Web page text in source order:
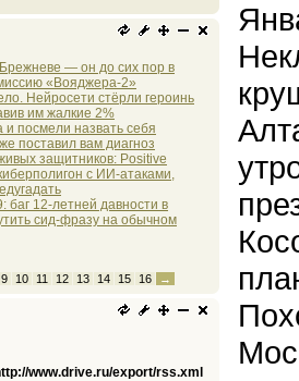
— он до сих пор в
«Вояджера-2»
Нейросети стёрли героинь
им жалкие 2%
посмели назвать себя
поставил вам диагноз
защитников: Positive
с ИИ-атаками,
баг 12-летней давности в
сид-фразу на обычном
9 10 11 12 13 14 15 16 →
www.drive.ru/export/rss.xml